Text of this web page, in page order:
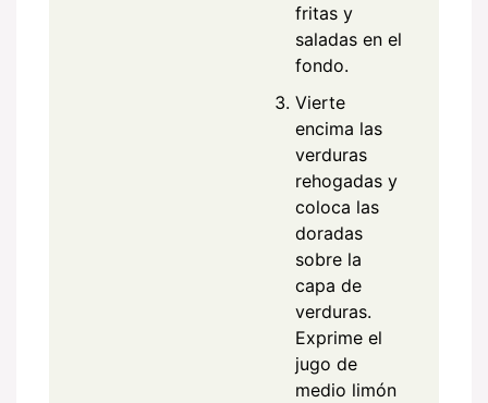
fritas y
saladas en el
fondo.
Vierte
encima las
verduras
rehogadas y
coloca las
doradas
sobre la
capa de
verduras.
Exprime el
jugo de
medio limón